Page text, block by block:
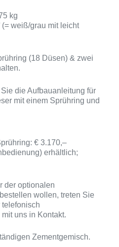
kg
(= weiß/grau mit leicht
(18 Düsen) & zwei
die Aufbauanleitung für
mit einem Sprühring und
€ 3.170,–
erhältlich;
der optionalen
wollen, treten Sie
telefonisch
mit uns in Kontakt.
Zementgemisch.